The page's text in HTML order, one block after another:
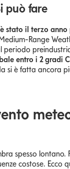
può fare
stato il terzo
Range
entro i 2 gradi
si è fatta ancora
spesso
costose. Ecco